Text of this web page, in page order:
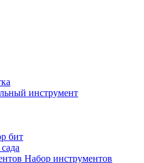
инструмент
бит
Набор инструментов